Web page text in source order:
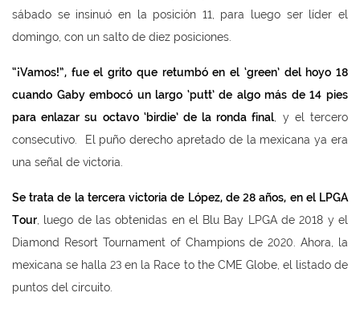
sábado se insinuó en la posición 11, para luego ser líder el
domingo, con un salto de diez posiciones.
“¡Vamos!”, fue el grito que retumbó en el ‘green’ del hoyo 18
cuando Gaby embocó un largo ‘putt’ de algo más de 14 pies
para enlazar su octavo ‘birdie’ de la ronda final , y el tercero
consecutivo. El puño derecho apretado de la mexicana ya era
una señal de victoria.
Se trata de la tercera victoria de López, de 28 años, en el LPGA
Tour , luego de las obtenidas en el Blu Bay LPGA de 2018 y el
Diamond Resort Tournament of Champions de 2020. Ahora, la
mexicana se halla 23 en la Race to the CME Globe, el listado de
puntos del circuito.